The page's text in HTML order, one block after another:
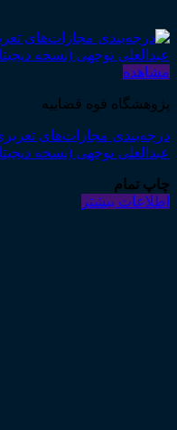
مشاهده
پژوهشگاه قوه قضاییه
درجه‌بندی مجازات‌های
عبدالعلی توجهی (نسخه
چاپ تمام
اطلاعات بیشتر